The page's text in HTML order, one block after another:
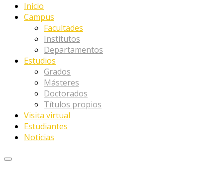
Inicio
Campus
Facultades
Institutos
Departamentos
Estudios
Grados
Másteres
Doctorados
Títulos propios
Visita virtual
Estudiantes
Noticias